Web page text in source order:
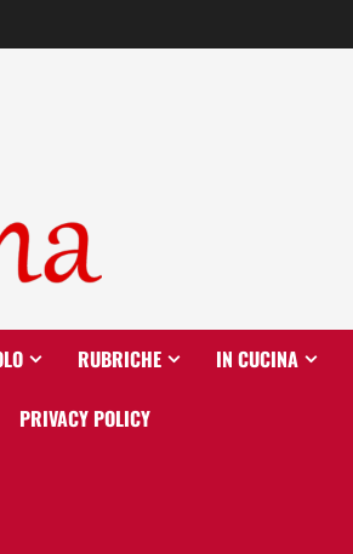
RUBRICHE IN CUCINA
PRIVACY POLICY